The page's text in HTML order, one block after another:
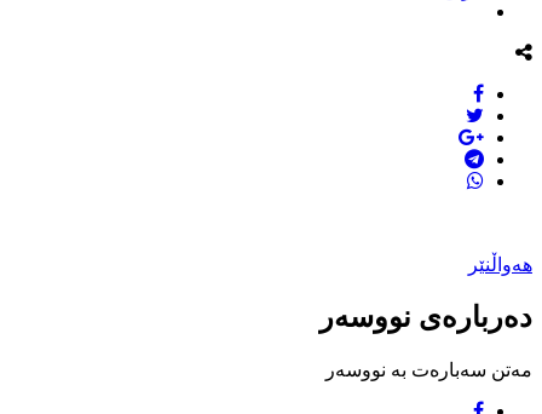
هەواڵنێر
دەربارەی نووسەر
مەتن سەبارەت بە نووسەر